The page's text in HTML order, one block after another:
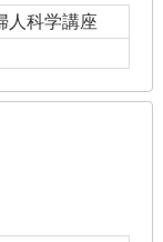
人科学講座